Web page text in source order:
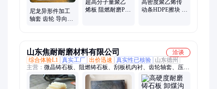
尼龙异形件加工
轴套 齿轮 导向轴
超高分子量聚乙
烯板 阻燃耐磨PE
高密度聚乙烯传
动条HDPE擦块 白
山东焦耐耐磨材料有限公司
洽谈
综合体验L1 真实工厂 出价迅速 真实性已核验
山东德州
主营： 微晶铸石板、阻燃铸石板、刮板机内衬、齿轮轴套、压延
微晶板、阻燃铸石砖、捞渣机铸石板、氧化铝陶瓷衬板、高分子
聚乙烯衬板